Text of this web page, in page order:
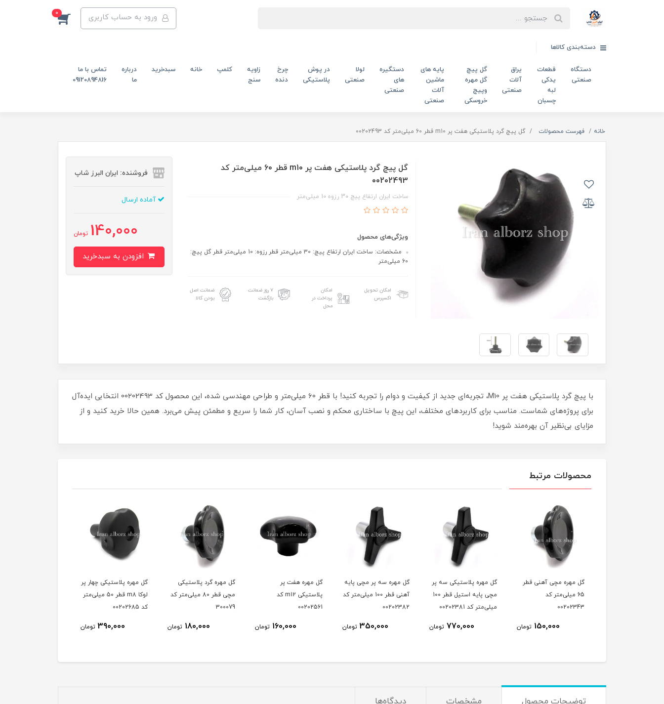
ورود به حساب کاربری 0
دسته‌بندی کالاها
دستگاه
صنعتی
قطعات
یدکی
لبه
چسبان
یراق
آلات
صنعتی
گل پیچ
گل مهره
وپیچ
خروسکی
پایه های
ماشین
آلات
صنعتی
دستگیره
های
صنعتی
لولا
صنعتی
در پوش
پلاستیکی
چرخ
دنده
زاویه
سنج
کلمپ خانه سبدخرید
درباره
ما
تماس با ما
09120894816
خانه فهرست محصولات گل پیچ گرد پلاستیکی هفت پر m10 قطر 60 میلی‌متر کد 00202493
گل پیچ گرد پلاستیکی هفت پر m10 قطر 60 میلی‌متر کد
00202493
ساخت ایران ارتفاع پیچ 30 رزوه 10 میلی‌متر
ویژگی‌های محصول
مشخصات: ساخت ایران ارتفاع پیچ: 30 میلی‌متر قطر رزوه: 10 میلی‌متر قطر گل پیچ:
60 میلی‌متر
امکان تحویل
اکسپرس
امکان
پرداخت در
محل
۷ روز ضمانت
بازگشت
ضمانت اصل
بودن کالا
فروشنده: ایران البرز شاپ
آماده ارسال
140,000 تومان
با پیچ گرد پلاستیکی هفت پر M10، تجربه‌ای جدید از کیفیت و دوام را تجربه کنید! با قطر 60 میلی‌متر و طراحی مهندسی شده، این محصول کد 00202493 انتخابی ایده‌آل
برای پروژه‌های شماست. مناسب برای کاربردهای مختلف، این پیچ با ساختاری محکم و نصب آسان، کار شما را سریع و مطمئن پیش می‌برد. همین حالا خرید کنید و از
مزایای بی‌نظیر آن بهره‌مند شوید!
محصولات مرتبط
گل مهره پلاستیکی سه پر
میلی‌متر کد 00202381
770,000 تومان
گل مهره سه پر مچی پایه
آهنی قطر 100 میلی‌متر کد
00202382
350,000 تومان
گل مهره هفت پر
پلاستیکی m12 کد
00202561
160,000 تومان
گل مهره گرد پلاستیکی
مچی قطر 80 میلی‌متر کد
300079
180,000 تومان
گل مهره پلاستیکی چهار پر
لوکا m8 قطر 50 میلی‌متر
کد 00202685
390,000 تومان
گل مهره باکالیت هفت پر
m10 قطر 50 میلی‌متر کد
00202551
185,000 تومان
توضیحات محصول مشخصات دیدگاه‌ها